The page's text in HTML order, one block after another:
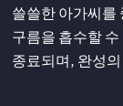
쓸쓸한 아가씨를
구름을 흡수할
종료되며, 완성